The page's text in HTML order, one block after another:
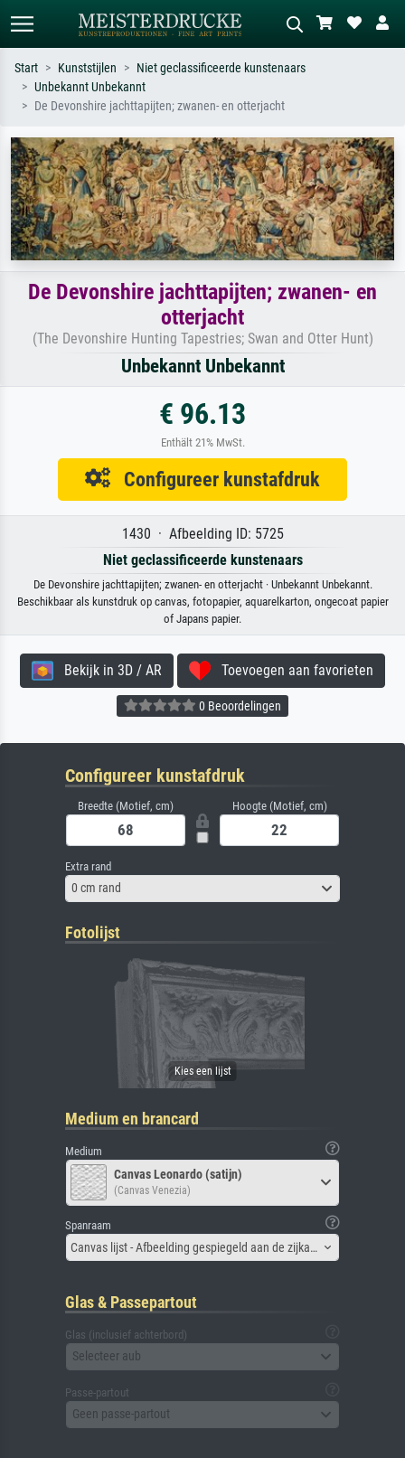
Standaard zoeken AI-beeldzoeker
Monet, Sterrennacht, impressionisme,
Hokusai-golf, naakt.
weide, abstract met veel rood, donker
olieverfschilderij, staand naakt naast
een boom.
Start Kunststijlen
Niet geclassificeerde kunstenaars
Unbekannt Unbekannt
De Devonshire jachttapijten; zwanen- en otterjacht
De Devonshire jachttapijten; zwanen- en
otterjacht
(The Devonshire Hunting Tapestries; Swan and Otter Hunt)
Unbekannt Unbekannt
€ 96.13
Enthält 21% MwSt.
Configureer kunstafdruk
1430 · Afbeelding ID: 5725
Niet geclassificeerde kunstenaars
De Devonshire jachttapijten; zwanen- en otterjacht · Unbekannt Unbekannt.
Beschikbaar als kunstdruk op canvas, fotopapier, aquarelkarton, ongecoat papier
of Japans papier.
Bekijk in 3D / AR Toevoegen aan favorieten
0 Beoordelingen
Configureer kunstafdruk
Breedte (Motief, cm) Hoogte (Motief, cm)
Extra rand
0 cm rand
Fotolijst
Medium en brancard
Medium
Canvas Leonardo (satijn)
(Canvas Venezia)
Spanraam
Canvas lijst - Afbeelding gespiegeld aan de zijkant
Glas & Passepartout
Glas (inclusief achterbord)
Selecteer aub
Passe-partout
Geen passe-partout